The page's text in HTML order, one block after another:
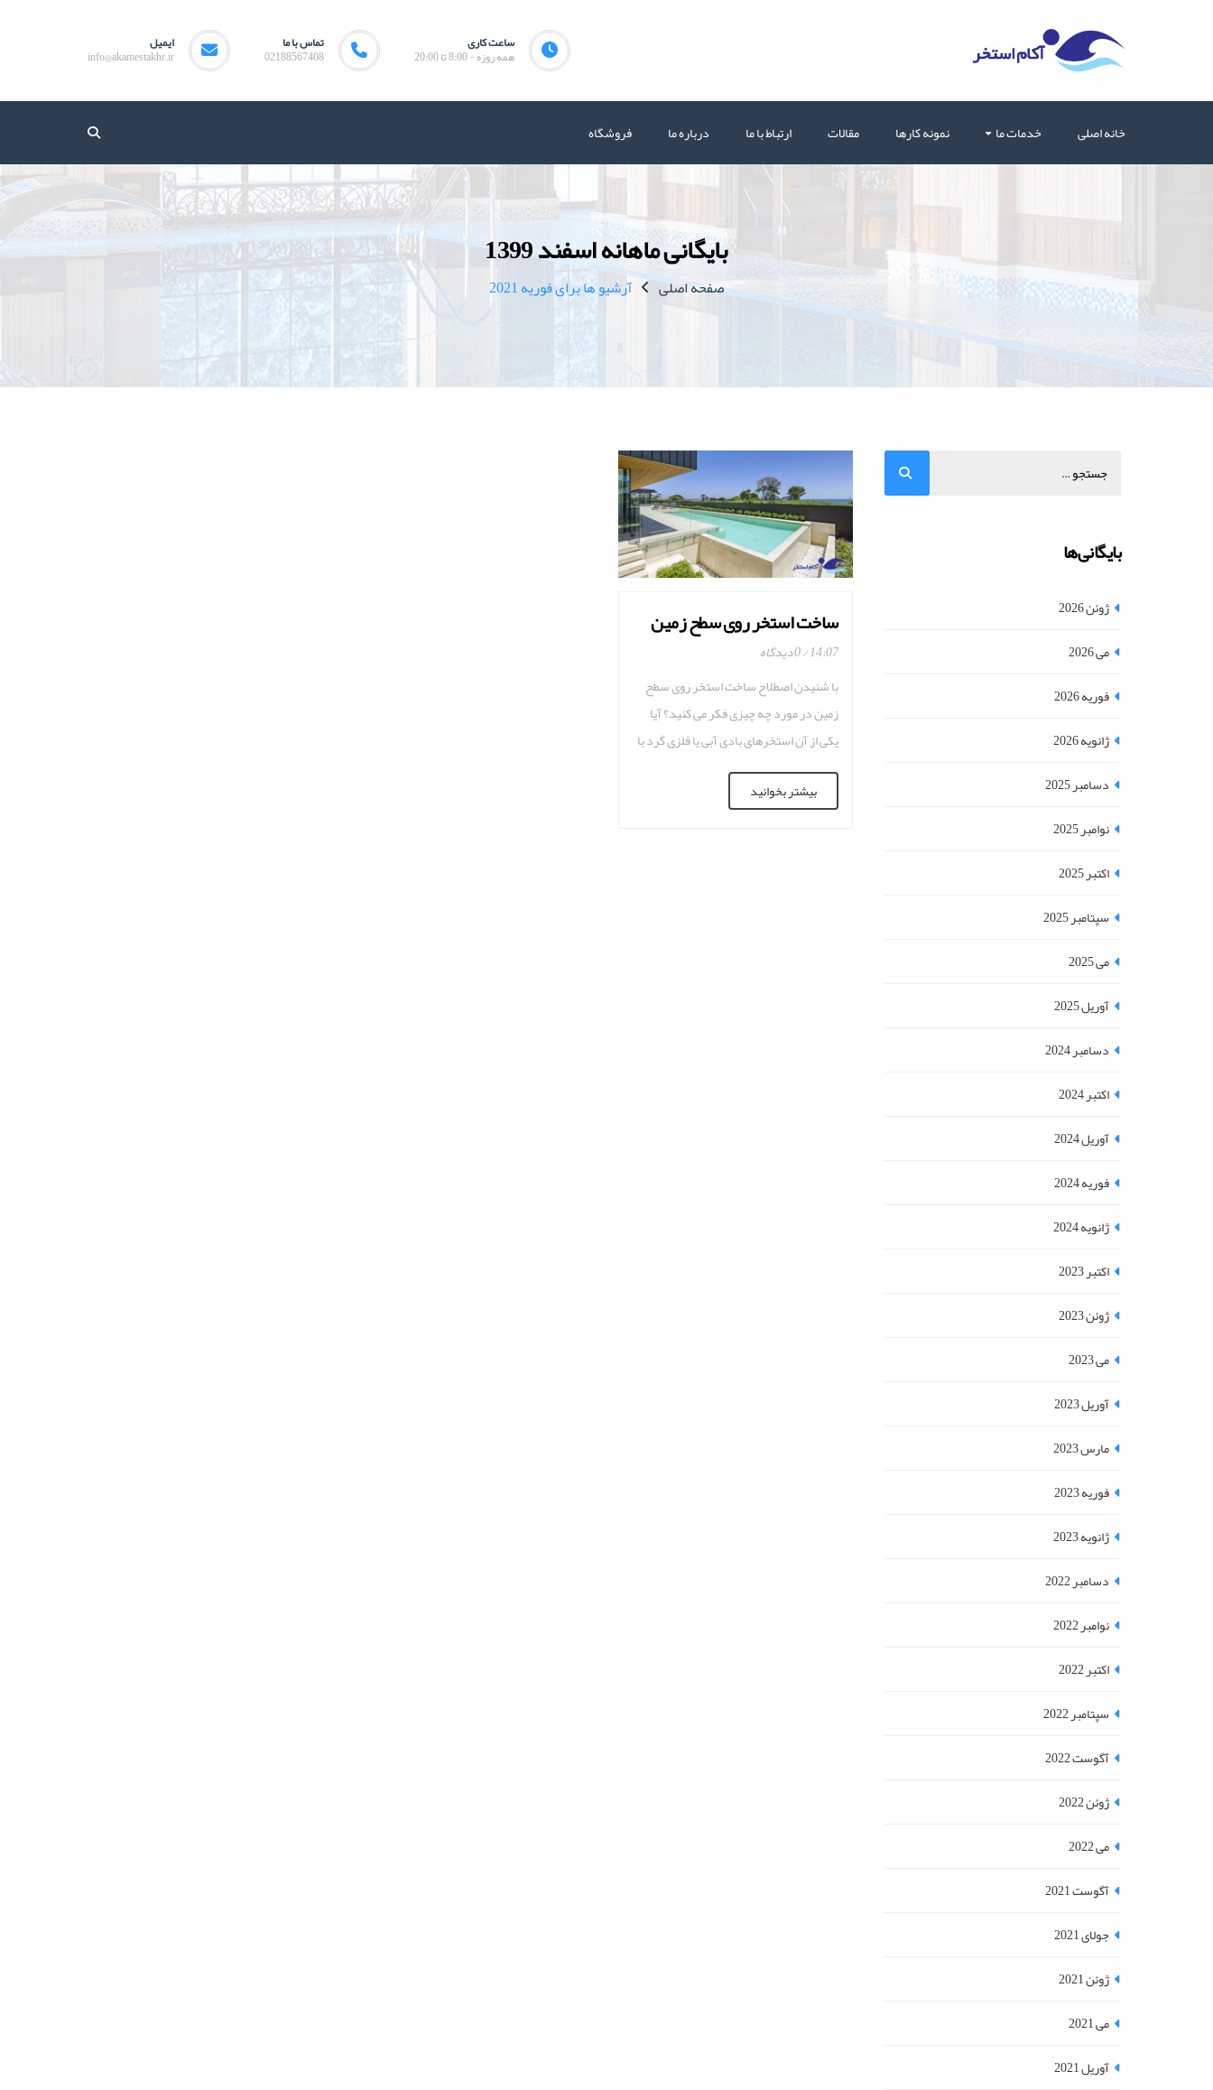
ایمیل
info@akamestakhr.ir
تماس با ما
02188567408
ساعت کاری
همه روزه - 8:00 تا 20:00
خانه اصلی خدمات ما نمونه کارها مقالات ارتباط با ما درباره ما فروشگاه
بایگانی ماهانه اسفند 1399
صفحه اصلی آرشیو ها برای فوریه 2021
ساخت استخر روی سطح زمین
14:07 0 دیدگاه
با شنیدن اصطلاح ساخت استخر روی سطح
زمین در مورد چه چیزی فکر می کنید؟ آیا
یکی از آن استخرهای بادی آبی یا فلزی گرد با
نردبان را تصور می کنید؟ اگرچه بسیاری از
استخرها روی زمین به نظر می رسند، اما در
بیشتر بخوانید
بایگانی‌ها
ژوئن 2026
می 2026
فوریه 2026
ژانویه 2026
دسامبر 2025
نوامبر 2025
اکتبر 2025
سپتامبر 2025
می 2025
آوریل 2025
دسامبر 2024
اکتبر 2024
آوریل 2024
فوریه 2024
ژانویه 2024
اکتبر 2023
ژوئن 2023
می 2023
آوریل 2023
مارس 2023
فوریه 2023
ژانویه 2023
دسامبر 2022
نوامبر 2022
اکتبر 2022
سپتامبر 2022
آگوست 2022
ژوئن 2022
می 2022
آگوست 2021
جولای 2021
ژوئن 2021
می 2021
آوریل 2021